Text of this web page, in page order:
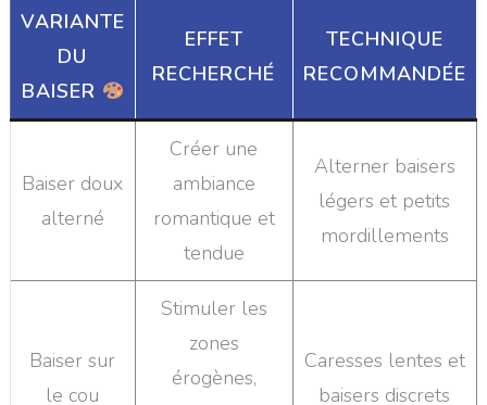
VARIANTE
DU
BAISER
EFFET
RECHERCHÉ
TECHNIQUE
RECOMMANDÉE
Baiser doux
alterné
Créer une
ambiance
romantique et
tendue
Alterner baisers
légers et petits
mordillements
Baiser sur
le cou
Stimuler les
zones
érogènes,
Caresses lentes et
baisers discrets